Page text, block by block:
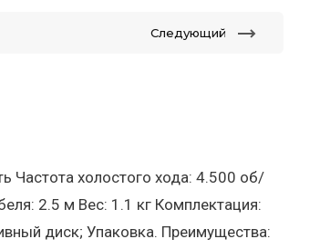
Следующий
Частота холостого хода: 4.500 об/
2.5 м Вес: 1.1 кг Комплектация:
диск; Упаковка. Преимущества: